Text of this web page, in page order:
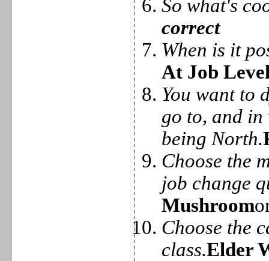
So what's
correct
When is it
At Job
You want to
go to, and
being North.
Choose the
job change
Mushroom
Choose the
class.Elder